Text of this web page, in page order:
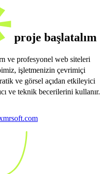
proje başlatalım
ve profesyonel web siteleri
işletmenizin çevrimiçi
ve görsel açıdan etkileyici
ve teknik becerilerini kullanır.